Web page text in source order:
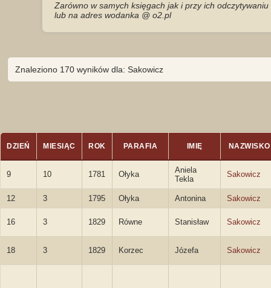
Zarówno w samych księgach jak i przy ich
lub na adres wodanka @ o2.pl
Znaleziono 170 wyników dla: Sakowicz
DZIEŃ MIESIĄC ROK PARAFIA IMIĘ NAZWISKO
9 10 1781 Ołyka
Aniela
Tekla
Sakowicz
12 3 1795 Ołyka Antonina Sakowicz
16 3 1829 Równe Stanisław Sakowicz
18 3 1829 Korzec Józefa Sakowicz